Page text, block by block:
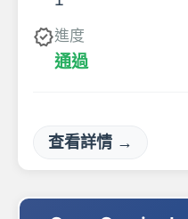
verified進度
通過
查看詳情 →